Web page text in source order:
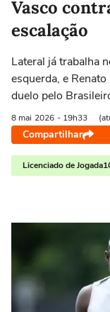
Vasco
escalação
Lateral já trabalha
esquerda, e
duelo pelo
8 mai 2026 - 19h33
Compartilhar
Licenciado de